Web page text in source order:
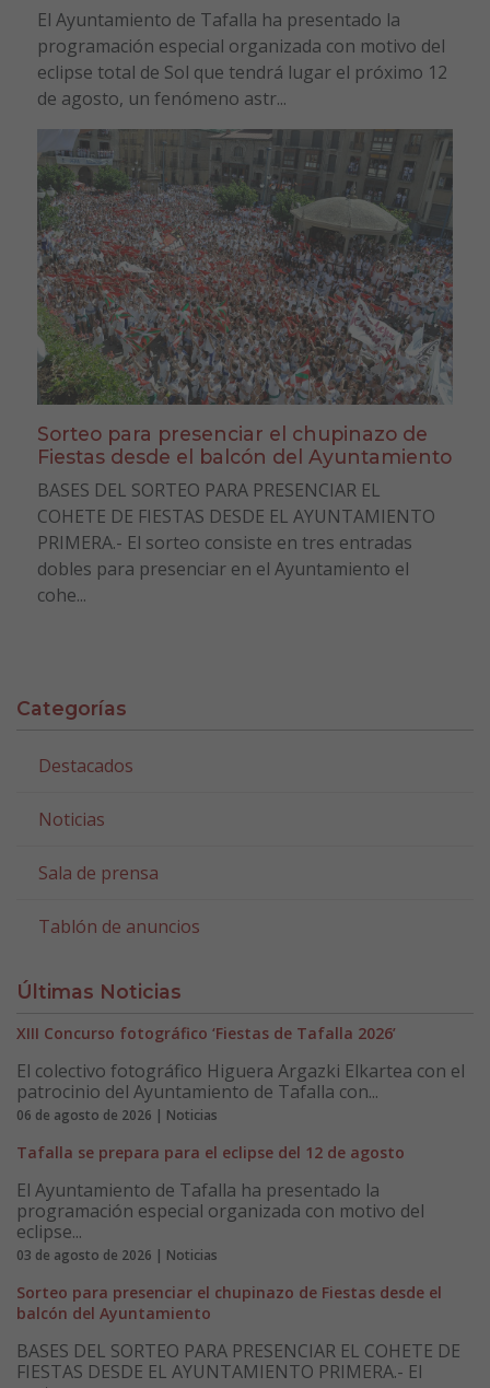
El Ayuntamiento de Tafalla ha presentado la
programación especial organizada con motivo del
eclipse total de Sol que tendrá lugar el próximo 12
de agosto, un fenómeno astr...
Sorteo para presenciar el chupinazo de
Fiestas desde el balcón del Ayuntamiento
BASES DEL SORTEO PARA PRESENCIAR EL
COHETE DE FIESTAS DESDE EL AYUNTAMIENTO
PRIMERA.- El sorteo consiste en tres entradas
dobles para presenciar en el Ayuntamiento el
cohe...
Categorías
Destacados
Noticias
Sala de prensa
Tablón de anuncios
Últimas Noticias
XIII Concurso fotográfico ‘Fiestas de Tafalla 2026’
El colectivo fotográfico Higuera Argazki Elkartea con el
patrocinio del Ayuntamiento de Tafalla con...
06 de agosto de 2026 | Noticias
Tafalla se prepara para el eclipse del 12 de agosto
El Ayuntamiento de Tafalla ha presentado la
programación especial organizada con motivo del
eclipse...
03 de agosto de 2026 | Noticias
Sorteo para presenciar el chupinazo de Fiestas desde el
balcón del Ayuntamiento
BASES DEL SORTEO PARA PRESENCIAR EL COHETE DE
FIESTAS DESDE EL AYUNTAMIENTO PRIMERA.- El